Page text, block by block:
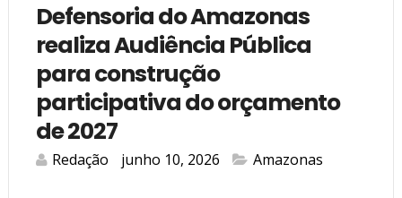
Defensoria do Amazonas
realiza Audiência Pública
para construção
participativa do orçamento
de 2027
Redação junho 10, 2026 Amazonas